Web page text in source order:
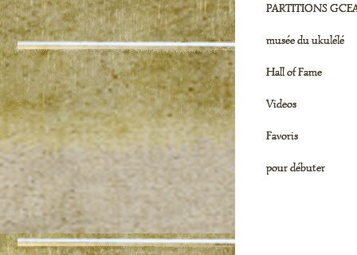
PARTITIONS
musée du ukulélé
Hall of Fame
Videos
Favoris
pour débuter